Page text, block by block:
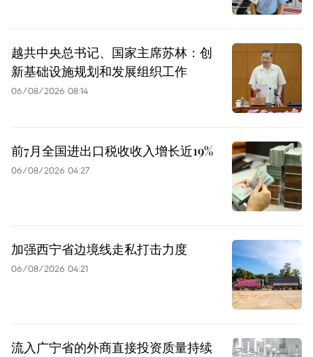
越共中央总书记、国家主席苏林：创
新基础设施规划和发展组织工作
06/08/2026 08:14
前7月全国进出口税收收入增长近19%
06/08/2026 04:27
加强西宁省边境线走私打击力度
06/08/2026 04:21
流入广宁省的外商直接投资质量持续